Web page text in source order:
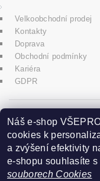
Velkoobchodní prodej
Kontakty
Doprava
Obchodní podmínky
Kariéra
GDPR
icons8.com
Praha - Herink
Náš e-shop
cookies k
a zvýšení efektivity
e-shopu souhlasíte
souborech Cookies